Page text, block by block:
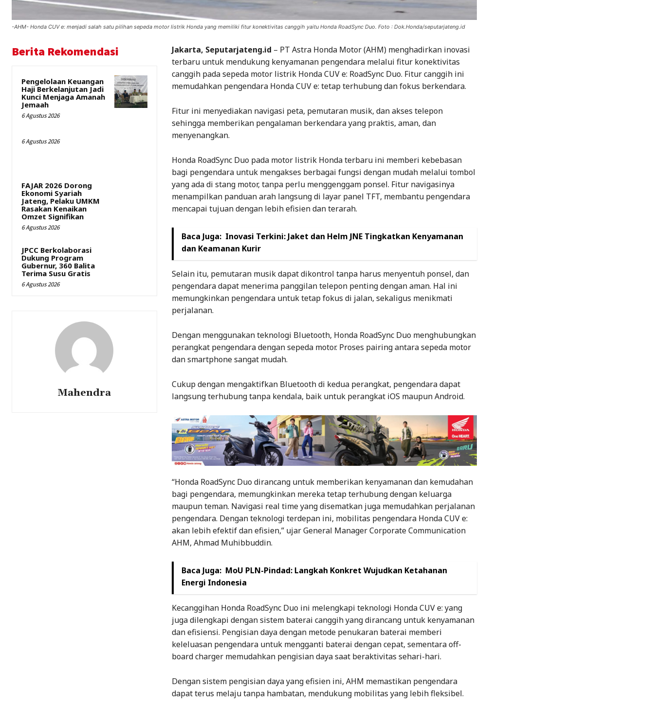
-AHM- Honda CUV e: menjadi salah satu pilihan sepeda motor listrik Honda yang memiliki fitur konektivitas canggih yaitu Honda RoadSync Duo. Foto : Dok.Honda/seputarjateng.id
Berita Rekomendasi
Pengelolaan Keuangan
Haji Berkelanjutan Jadi
Kunci Menjaga Amanah
Jemaah
6 Agustus 2026
6 Agustus 2026
FAJAR 2026 Dorong
Ekonomi Syariah
Jateng, Pelaku UMKM
Rasakan Kenaikan
Omzet Signifikan
6 Agustus 2026
JPCC Berkolaborasi
Dukung Program
Gubernur, 360 Balita
Terima Susu Gratis
6 Agustus 2026
Mahendra
Jakarta, Seputarjateng.id – PT Astra Honda Motor (AHM) menghadirkan inovasi
terbaru untuk mendukung kenyamanan pengendara melalui fitur konektivitas
canggih pada sepeda motor listrik Honda CUV e: RoadSync Duo. Fitur canggih ini
memudahkan pengendara Honda CUV e: tetap terhubung dan fokus berkendara.
Fitur ini menyediakan navigasi peta, pemutaran musik, dan akses telepon
sehingga memberikan pengalaman berkendara yang praktis, aman, dan
menyenangkan.
Honda RoadSync Duo pada motor listrik Honda terbaru ini memberi kebebasan
bagi pengendara untuk mengakses berbagai fungsi dengan mudah melalui tombol
yang ada di stang motor, tanpa perlu menggenggam ponsel. Fitur navigasinya
menampilkan panduan arah langsung di layar panel TFT, membantu pengendara
mencapai tujuan dengan lebih efisien dan terarah.
Baca Juga: Inovasi Terkini: Jaket dan Helm JNE Tingkatkan Kenyamanan
dan Keamanan Kurir
Selain itu, pemutaran musik dapat dikontrol tanpa harus menyentuh ponsel, dan
pengendara dapat menerima panggilan telepon penting dengan aman. Hal ini
memungkinkan pengendara untuk tetap fokus di jalan, sekaligus menikmati
perjalanan.
Dengan menggunakan teknologi Bluetooth, Honda RoadSync Duo menghubungkan
perangkat pengendara dengan sepeda motor. Proses pairing antara sepeda motor
dan smartphone sangat mudah.
Cukup dengan mengaktifkan Bluetooth di kedua perangkat, pengendara dapat
langsung terhubung tanpa kendala, baik untuk perangkat iOS maupun Android.
“Honda RoadSync Duo dirancang untuk memberikan kenyamanan dan kemudahan
bagi pengendara, memungkinkan mereka tetap terhubung dengan keluarga
maupun teman. Navigasi real time yang disematkan juga memudahkan perjalanan
pengendara. Dengan teknologi terdepan ini, mobilitas pengendara Honda CUV e:
akan lebih efektif dan efisien,” ujar General Manager Corporate Communication
AHM, Ahmad Muhibbuddin.
Baca Juga: MoU PLN-Pindad: Langkah Konkret Wujudkan Ketahanan
Energi Indonesia
Kecanggihan Honda RoadSync Duo ini melengkapi teknologi Honda CUV e: yang
juga dilengkapi dengan sistem baterai canggih yang dirancang untuk kenyamanan
dan efisiensi. Pengisian daya dengan metode penukaran baterai memberi
keleluasan pengendara untuk mengganti baterai dengan cepat, sementara off-
board charger memudahkan pengisian daya saat beraktivitas sehari-hari.
Dengan sistem pengisian daya yang efisien ini, AHM memastikan pengendara
dapat terus melaju tanpa hambatan, mendukung mobilitas yang lebih fleksibel.